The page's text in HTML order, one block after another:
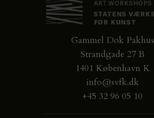
Gammel Dok Pakhus
Strandgade 27 B
1401 København K
info@svfk.dk
+45 32 96 05 10